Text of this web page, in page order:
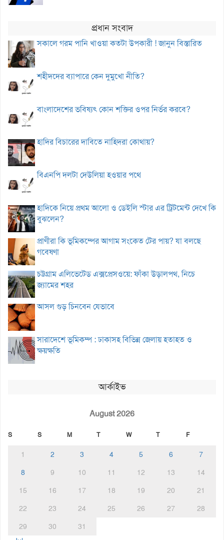
প্রধান সংবাদ
সকালে গরম পানি খাওয়া কতটা উপকারী ! জানুন বিস্তারিত
শহীদদের ব্যাপারে কেন দুমুখো নীতি?
বাংলাদেশের ভবিষ্যৎ কোন শক্তির ওপর নির্ভর করবে?
হাদির বিচারের দাবিতে নাহিদরা কোথায়?
বিএনপি দলটা দেউলিয়া হওয়ার পথে
হাদিকে নিয়ে প্রথম আলো ও ডেইলি স্টার এর ট্রিটমেন্ট দেখে কি
বুঝলেন?
প্রাণীরা কি ভূমিকম্পের আগাম সংকেত টের পায়? যা বলছে
গবেষণা
চট্টগ্রাম এলিভেটেড এক্সপ্রেসওয়ে: ফাঁকা উড়ালপথ, নিচে
জ্যামের শহর
আসল গুড় চিনবেন যেভাবে
সারাদেশে ভূমিকম্প : ঢাকাসহ বিভিন্ন জেলায় হতাহত ও
ক্ষয়ক্ষতি
আর্কাইভ
August 2026
S S M T W T F
1 2 3 4 5 6
7
8
9 10 11 12 13
14
15
16 17 18 19 20
21
22
23 24 25 26 27
28
29
30
31